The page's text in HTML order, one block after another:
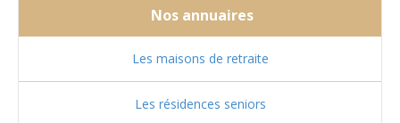
Nos annuaires
Les maisons de retraite
Les résidences seniors